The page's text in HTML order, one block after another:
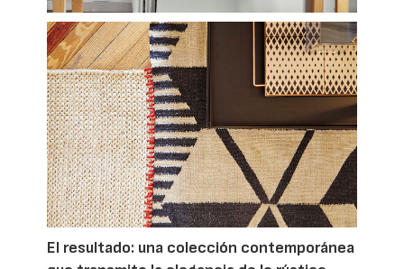
El resultado: una colección contemporánea